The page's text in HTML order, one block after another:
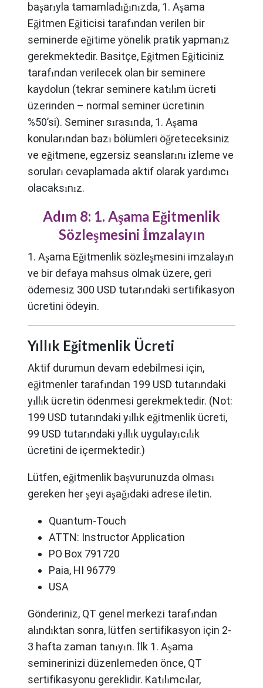
başarıyla tamamladığınızda, 1. Aşama
Eğitmen Eğiticisi tarafından verilen bir
seminerde eğitime yönelik pratik yapmanız
gerekmektedir. Basitçe, Eğitmen Eğiticiniz
tarafından verilecek olan bir seminere
kaydolun (tekrar seminere katılım ücreti
üzerinden – normal seminer ücretinin
%50’si). Seminer sırasında, 1. Aşama
konularından bazı bölümleri öğreteceksiniz
ve eğitmene, egzersiz seanslarını izleme ve
soruları cevaplamada aktif olarak yardımcı
olacaksınız.
Adım 8: 1. Aşama Eğitmenlik
Sözleşmesini İmzalayın
1. Aşama Eğitmenlik sözleşmesini imzalayın
ve bir defaya mahsus olmak üzere, geri
ödemesiz 300 USD tutarındaki sertifikasyon
ücretini ödeyin.
Yıllık Eğitmenlik Ücreti
Aktif durumun devam edebilmesi için,
eğitmenler tarafından 199 USD tutarındaki
yıllık ücretin ödenmesi gerekmektedir. (Not:
199 USD tutarındaki yıllık eğitmenlik ücreti,
99 USD tutarındaki yıllık uygulayıcılık
ücretini de içermektedir.)
Lütfen, eğitmenlik başvurunuzda olması
gereken her şeyi aşağıdaki adrese iletin.
Quantum-Touch
ATTN: Instructor Application
PO Box 791720
Paia, HI 96779
USA
Gönderiniz, QT genel merkezi tarafından
alındıktan sonra, lütfen sertifikasyon için 2-
3 hafta zaman tanıyın. İlk 1. Aşama
seminerinizi düzenlemeden önce, QT
sertifikasyonu gereklidir. Katılımcılar,